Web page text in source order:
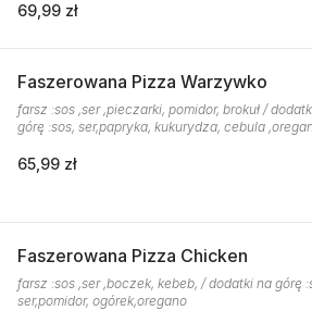
69,99 zł
Faszerowana Pizza Warzywko
farsz :sos ,ser ,pieczarki, pomidor, brokuł /
górę :sos, ser,papryka, kukurydza, cebula
65,99 zł
Faszerowana Pizza Chicken
farsz :sos ,ser ,boczek, kebeb, / dodatki na górę
ser,pomidor, ogórek,oregano